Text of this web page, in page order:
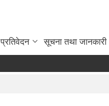
प्रतिवेदन सूचना तथा जानकारी